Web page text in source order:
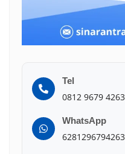
Tel
0812 9679 4263
WhatsApp
6281296794263